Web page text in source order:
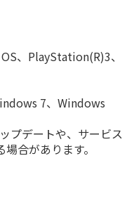
、PlayStation(R)3、
7、Windows
プデートや、サービス
合があります。